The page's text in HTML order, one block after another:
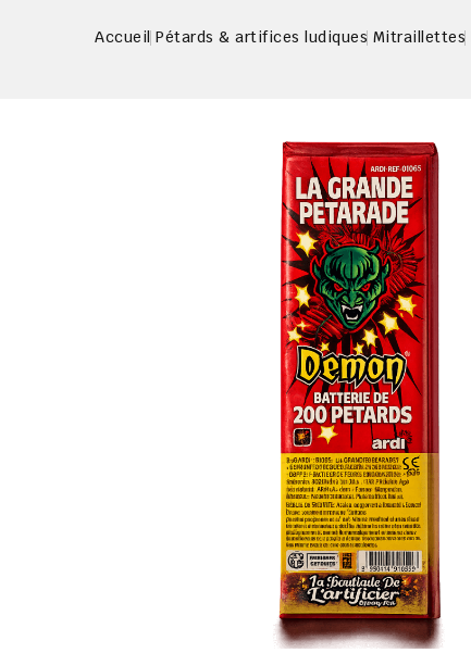
Accueil Pétards & artifices ludiques Mitraillettes